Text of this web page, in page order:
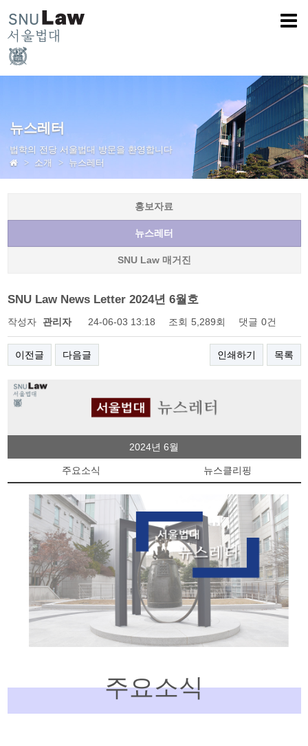
뉴스레터
법학의 전당 서울법대 방문을 환영합니다
소개
뉴스레터
홍보자료
뉴스레터
SNU Law 매거진
SNU Law News Letter 2024년 6월호
작성자 관리자 24-06-03 13:18 조회 5,289회 댓글 0건
이전글 다음글 인쇄하기 목록
2024년 6월
주요소식 뉴스클리핑
주요소식